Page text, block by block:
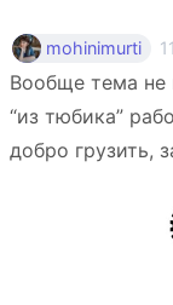
mohinimurti
Вообще тема не
“из тюбика”
добро грузить,